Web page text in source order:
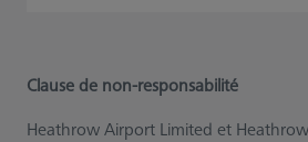
Clause de non-responsabilité
Heathrow Airport Limited et